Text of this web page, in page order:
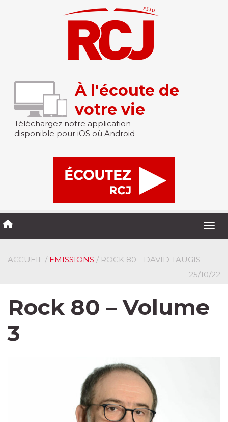
À l'écoute de
votre vie
Téléchargez notre application
disponible pour iOS où Android
ACCUEIL / EMISSIONS / ROCK 80 - DAVID TAUGIS
25/10/22
Rock 80 – Volume
3